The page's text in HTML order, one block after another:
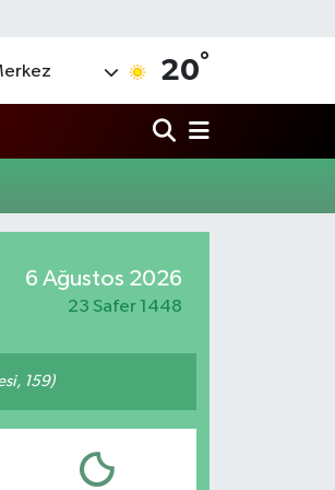
20°
6 Ağustos 2026
23 Safer 1448
159)